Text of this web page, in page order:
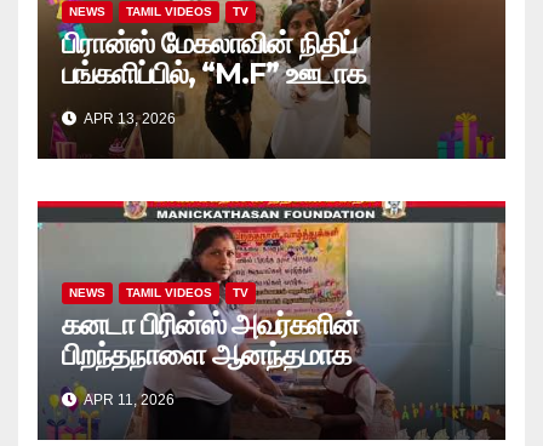
NEWS TAMIL VIDEOS TV
பிரான்ஸ் மேகலாவின் நிதிப்
பங்களிப்பில், “M.F” ஊடாக
“கற்றலுக்கான அப்பியாசக்
கொப்பிகள்” வழங்கல் வீடியோ
APR 13, 2026
NEWS TAMIL VIDEOS TV
கனடா பிரின்ஸ் அவர்களின்
பிறந்தநாளை ஆனந்தமாக
கொண்டாடினார்கள் தாயக உறவுகள்..
(வீடியோ)
APR 11, 2026